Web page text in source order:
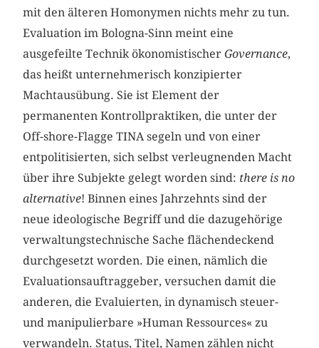
mit den älteren Homonymen nichts mehr zu tun.
Evaluation im Bologna-Sinn meint eine
ausgefeilte Technik ökonomistischerGovernance,
das heißt unternehmerisch konzipierter
Machtausübung. Sie ist Element der
permanenten Kontrollpraktiken, die unter der
Off-shore-Flagge TINA segeln und von einer
entpolitisierten, sich selbst verleugnenden Macht
über ihre Subjekte gelegt worden sind: there is no
alternative! Binnen eines Jahrzehnts sind der
neue ideologische Begriff und die dazugehörige
verwaltungstechnische Sache flächendeckend
durchgesetzt worden. Die einen, nämlich die
Evaluationsauftraggeber, versuchen damit die
anderen, die Evaluierten, in dynamisch steuer-
und manipulierbare »Human Ressources« zu
verwandeln. Status, Titel, Namen zählen nicht